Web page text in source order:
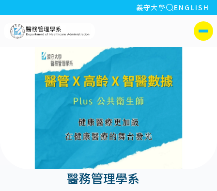
:::
義守大學 全站搜索
ENGLISH
醫務管理學系